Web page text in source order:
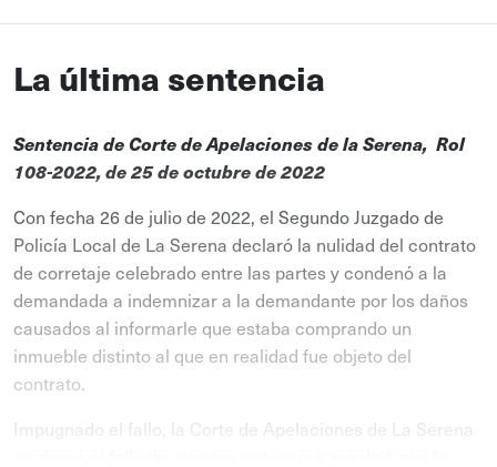
La última sentencia
Sentencia de Corte de Apelaciones de la Serena, Rol
108-2022, de 25 de octubre de 2022
Con fecha 26 de julio de 2022, el Segundo Juzgado de
Policía Local de La Serena declaró la nulidad del contrato
de corretaje celebrado entre las partes y condenó a la
demandada a indemnizar a la demandante por los daños
causados al informarle que estaba comprando un
inmueble distinto al que en realidad fue objeto del
contrato.
Impugnado el fallo, la Corte de Apelaciones de La Serena